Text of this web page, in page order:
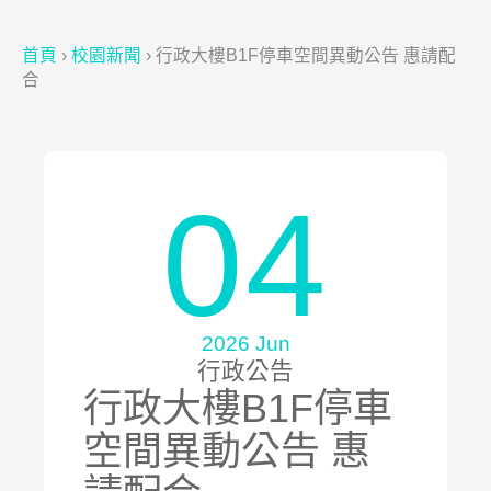
首頁 › 校園新聞 › 行政大樓B1F停車空間異動公告 惠請配
合
04
2026 Jun
行政公告
行政大樓B1F停車
空間異動公告 惠